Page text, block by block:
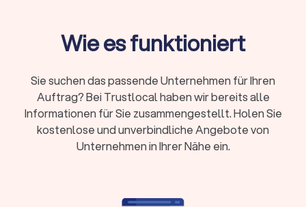
Fachanwalt:
24 Spezialisierungen in Deutschland,
nachgewiesene Expertise durch Fortbildungen
Euro) oder Pauschalpreise je nach Fall
Rechtsschutz:Prüfen Sie Versicherungsschutz
oder Prozesskostenhilfe bei geringem
Einkommen
Wie es funktioniert
Sie suchen das passende Unternehmen für Ihren
Auftrag? Bei Trustlocal haben wir bereits alle
Informationen für Sie zusammengestellt. Holen Sie
kostenlose und unverbindliche Angebote von
Unternehmen in Ihrer Nähe ein.